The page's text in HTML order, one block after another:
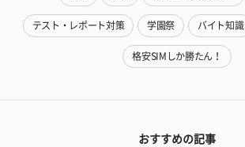
テスト・レポート対策 学園祭 バイト知識
格安SIMしか勝たん！
おすすめの記事